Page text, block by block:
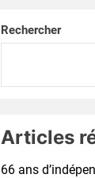
Rechercher
Articles
66 ans